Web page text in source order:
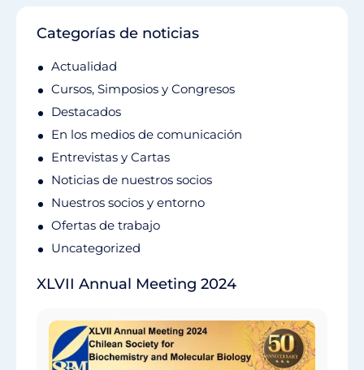
Categorías de noticias
Actualidad
Cursos, Simposios y Congresos
Destacados
En los medios de comunicación
Entrevistas y Cartas
Noticias de nuestros socios
Nuestros socios y entorno
Ofertas de trabajo
Uncategorized
XLVII Annual Meeting 2024